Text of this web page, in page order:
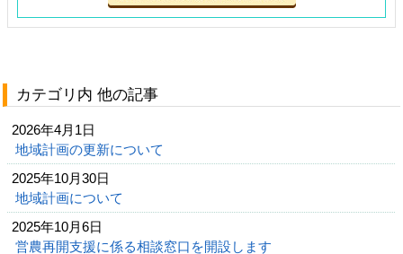
カテゴリ内 他の記事
2026年4月1日
地域計画の更新について
2025年10月30日
地域計画について
2025年10月6日
営農再開支援に係る相談窓口を開設します